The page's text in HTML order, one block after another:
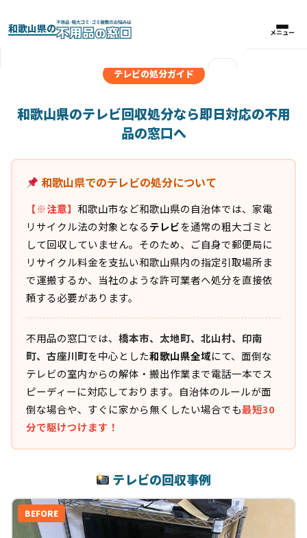
和歌山県の メニュー
実績紹介
料金比較表
お客様の声
よくある質問
対応エリア
テレビの処分ガイド
和歌山県のテレビ回収処分なら即日対応の不用
品の窓口へ
和歌山県でのテレビの処分について
【※注意】 和歌山市など和歌山県の自治体では、家電
リサイクル法の対象となるテレビを通常の粗大ゴミと
して回収していません。そのため、ご自身で郵便局に
リサイクル料金を支払い和歌山県内の指定引取場所ま
で運搬するか、当社のような許可業者へ処分を直接依
頼する必要があります。
不用品の窓口では、 橋本市、太地町、北山村、印南
町、古座川町を中心とした和歌山県全域にて、面倒な
テレビの室内からの解体・搬出作業まで電話一本でス
ピーディーに対応しております。自治体のルールが面
倒な場合や、すぐに家から無くしたい場合でも最短30
分で駆けつけます！
テレビの回収事例
BEFORE